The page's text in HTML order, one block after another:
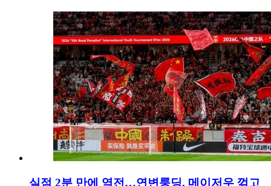
실점 2분 만에 역전…연변룽딩, 메이저우 꺾고